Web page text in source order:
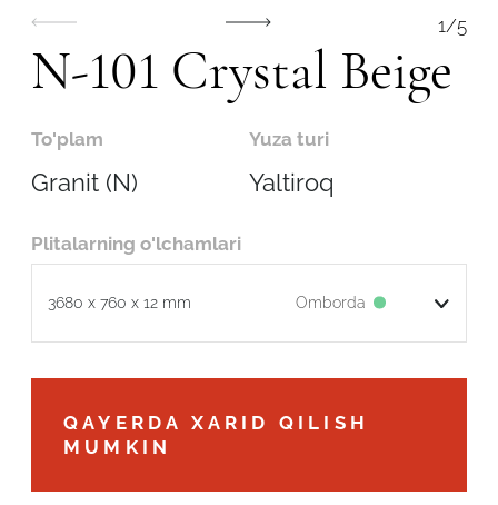
1/5
N-101 Crystal Beige
To'plam
Granit (N)
Yuza turi
Yaltiroq
Plitalarning o'lchamlari
3680 x 760 x 12 mm Omborda
QAYERDA XARID QILISH
MUMKIN
Robot emasligingizni tasdiqlang
ARIZANI YUBORISH